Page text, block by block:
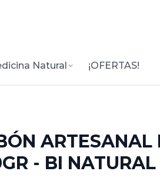
Natural ¡OFERTAS!
ARTESANAL
- BI NATURAL